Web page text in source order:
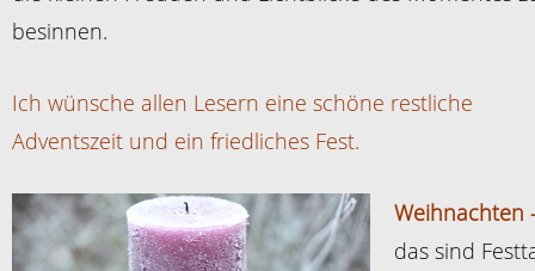
besinnen.
Ich wünsche allen Lesern eine schöne restliche
Adventszeit und ein friedliches Fest.
Weihnachten
das sind